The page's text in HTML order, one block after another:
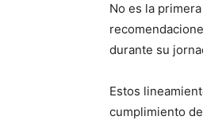
No es la
durante su
Estos
cumplimiento